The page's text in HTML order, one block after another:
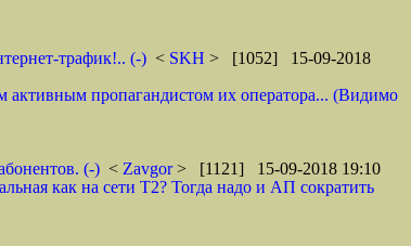
трафик!.. (-) < SKH > [1052] 15-09-2018
активным пропагандистом их оператора... (Видимо
(-) < Zavgor> [1121] 15-09-2018 19:10
как на сети Т2? Тогда надо и АП сократить